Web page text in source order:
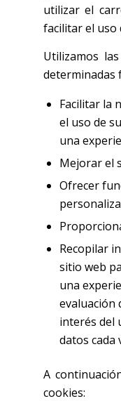
utilizar el
facilitar el uso
Utilizamos
determinadas
Facilitar la
el uso de
una
Mejorar el
Ofrecer
Recopilar
sitio web
una
evaluación
interés del
datos cada
A
cookies: